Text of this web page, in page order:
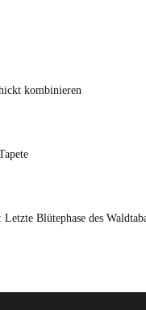
kombinieren
Blütephase des